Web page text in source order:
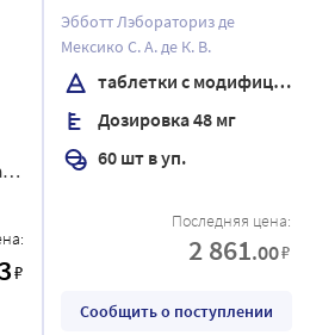
₽
модифицированным
высвобождением,
покрытые пленочной
оболочкой
Эбботт Лэбораториз де
Мексико С. А. де К. В.
таблетки с модифицированным высвобождением, покрытые пленочной оболочкой
Дозировка 48 мг
60 шт в уп.
Последняя цена:
2 861.00₽
Сообщить о поступлении